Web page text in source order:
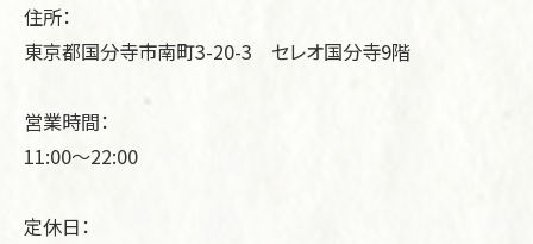
住所：
東京都国分寺市南町3-20-3 セレオ国分寺9階
営業時間：
11:00～22:00
定休日：